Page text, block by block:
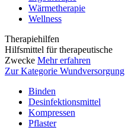
Wärmetherapie
Wellness
Therapiehilfen
Hilfsmittel für therapeutische
Zwecke Mehr erfahren
Zur Kategorie Wundversorgung
Binden
Desinfektionsmittel
Kompressen
Pflaster